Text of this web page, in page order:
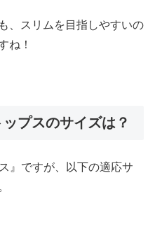
、スリムを目指しやすいの
ね！
プスのサイズは？
』ですが、以下の適応サ